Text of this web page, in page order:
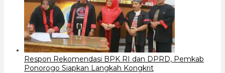
Respon Rekomendasi BPK RI dan DPRD, Pemkab
Ponorogo Siapkan Langkah Kongkrit